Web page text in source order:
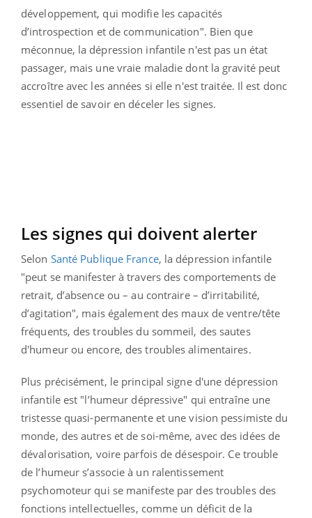
développement, qui modifie les capacités
d’introspection et de communication". Bien que
méconnue, la dépression infantile n'est pas un état
passager, mais une vraie maladie dont la gravité peut
accroître avec les années si elle n'est traitée. Il est donc
essentiel de savoir en déceler les signes.
Les signes qui doivent alerter
Selon Santé Publique France, la dépression infantile
"peut se manifester à travers des comportements de
retrait, d’absence ou – au contraire – d’irritabilité,
d’agitation", mais également des maux de ventre/tête
fréquents, des troubles du sommeil, des sautes
d'humeur ou encore, des troubles alimentaires.
Plus précisément, le principal signe d'une dépression
infantile est "l’humeur dépressive" qui entraîne une
tristesse quasi-permanenteet unevision pessimiste du
monde, des autres et de soi-même, avec des idées de
dévalorisation, voire parfois de désespoir. Ce trouble
de l’humeur s’associe à un ralentissement
psychomoteur qui se manifeste par des troubles des
fonctions intellectuelles, comme un déficit de la